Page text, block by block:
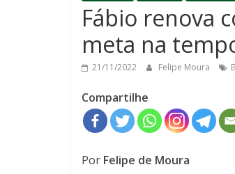
Fábio renova
meta na
21/11/2022 Felipe Moura
Compartilhe
Por Felipe de Moura